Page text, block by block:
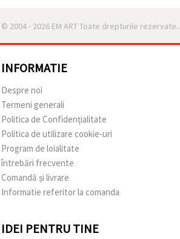
© 2004 - 2026 EM ART Toate drepturile rezervate..
INFORMATIE
Despre noi
Termeni generali
Politica de Confidențialitate
Politica de utilizare cookie-uri
Program de loialitate
întrebări frecvente
Comandă și livrare
Informatie referitor la comanda
IDEI PENTRU TINE